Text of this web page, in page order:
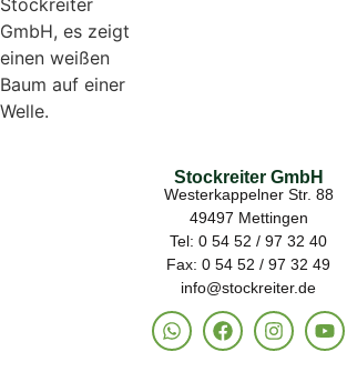
Stockreiter GmbH
Westerkappelner Str. 88
49497 Mettingen
Tel: 0 54 52 / 97 32 40
Fax: 0 54 52 / 97 32 49
info@stockreiter.de